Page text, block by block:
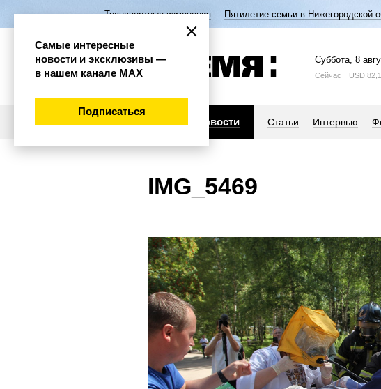
Транспортные изменения Пятилетие семьи в Нижегородской
Суббота, 8
Сейчас USD
Новости Статьи Интервью
IMG_5469
Самые интересные
новости и эксклюзивы —
в нашем канале МАХ
Подписаться